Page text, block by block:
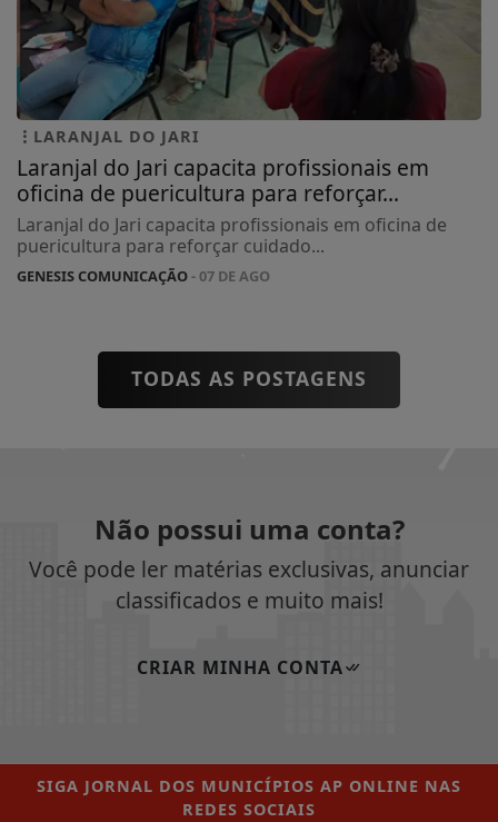
LARANJAL DO JARI
Laranjal do Jari capacita profissionais em
oficina de puericultura para reforçar...
Laranjal do Jari capacita profissionais em oficina de
puericultura para reforçar cuidado...
GENESIS COMUNICAÇÃO- 07 DE AGO
TODAS AS POSTAGENS
Não possui uma conta?
Você pode ler matérias exclusivas, anunciar
classificados e muito mais!
CRIAR MINHA CONTA
SIGA JORNAL DOS MUNICÍPIOS AP ONLINE NAS
REDES SOCIAIS